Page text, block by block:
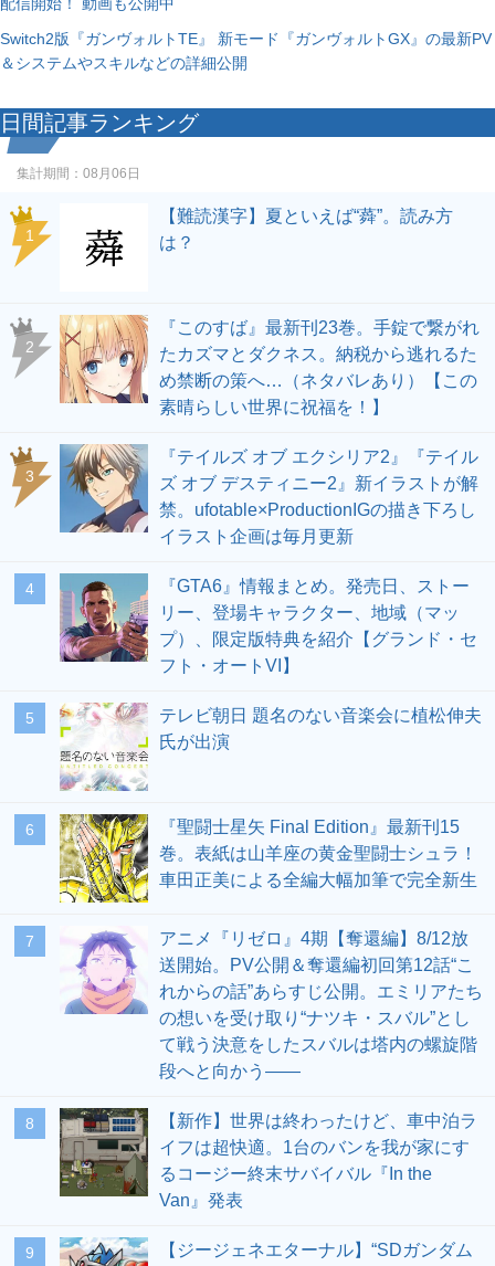
Switch2版『ガンヴォルトTE』 新モード『ガンヴォルトGX』の最新PV
＆システムやスキルなどの詳細公開
日間記事ランキング
集計期間： 08月06日
1
【難読漢字】夏といえば“蕣”。読み方
は？
2
『このすば』最新刊23巻。手錠で繋がれ
たカズマとダクネス。納税から逃れるた
め禁断の策へ…（ネタバレあり）【この
素晴らしい世界に祝福を！】
3
『テイルズ オブ エクシリア2』『テイル
ズ オブ デスティニー2』新イラストが解
禁。ufotable×ProductionIGの描き下ろし
イラスト企画は毎月更新
4
『GTA6』情報まとめ。発売日、ストー
リー、登場キャラクター、地域（マッ
プ）、限定版特典を紹介【グランド・セ
フト・オートVI】
5
テレビ朝日 題名のない音楽会に植松伸夫
氏が出演
6
『聖闘士星矢 Final Edition』最新刊15
巻。表紙は山羊座の黄金聖闘士シュラ！
車田正美による全編大幅加筆で完全新生
7
アニメ『リゼロ』4期【奪還編】8/12放
送開始。PV公開＆奪還編初回第12話“こ
れからの話”あらすじ公開。エミリアたち
の想いを受け取り“ナツキ・スバル”とし
て戦う決意をしたスバルは塔内の螺旋階
段へと向かう――
8
【新作】世界は終わったけど、車中泊ラ
イフは超快適。1台のバンを我が家にす
るコージー終末サバイバル『In the
Van』発表
9
【ジージェネエターナル】“SDガンダム